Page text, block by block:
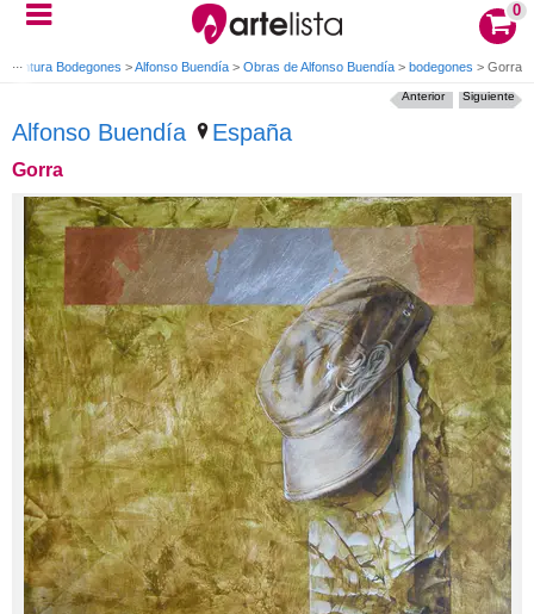
0
Pintura Bodegones >Alfonso Buendía > Obras de Alfonso Buendía > bodegones > Gorra
Alfonso Buendía España
Gorra
Siguiente
Anterior